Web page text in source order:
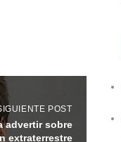
POST
advertir sobre
extraterrestre